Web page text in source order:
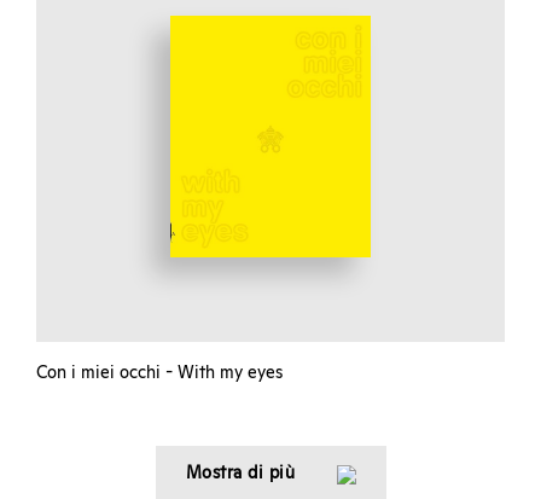
Con i miei occhi - With my eyes
Mostra di più